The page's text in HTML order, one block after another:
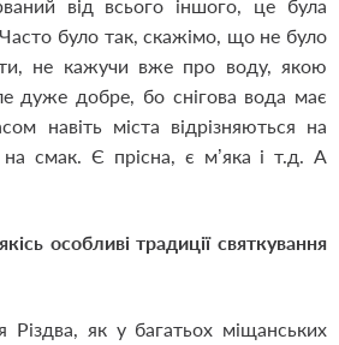
від всього іншого, це була
було так, скажімо, що не було
не кажучи вже про воду, якою
дуже добре, бо снігова вода має
навіть міста відрізняються на
на смак. Є прісна, є м’яка і т.д. А
особливі традиції святкування
як у багатьох міщанських